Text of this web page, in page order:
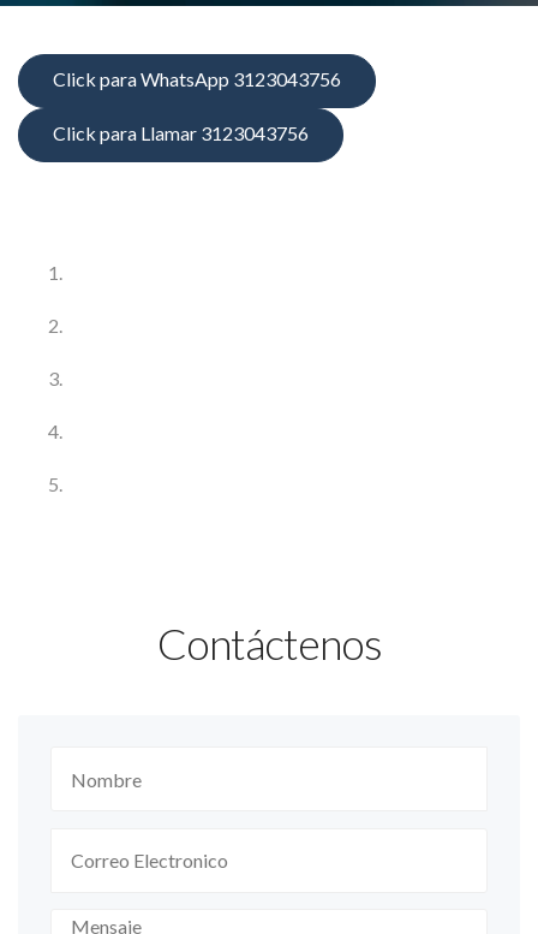
Click para WhatsApp 3123043756
Click para Llamar 3123043756
Contáctenos